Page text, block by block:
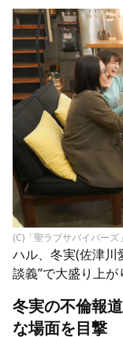
(C)「聖ラブサバイバーズ
ハル、冬実(佐津川
談義”で大盛り上が
冬実の不倫報
な場面を目撃